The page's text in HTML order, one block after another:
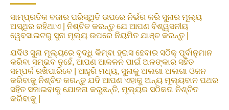
ସାମ୍ପ୍ରତିକ ବଜାର ପରିସ୍ଥିତି ଉପରେ ନିର୍ଭର କରି ସୁନାର ମୂଲ୍ୟ
ଅସ୍ଥିର ରହିଥାଏ | ନିଶ୍ଚିତ କରନ୍ତୁ ଯେ ଆପଣ ବିଶ୍ୱସନୀୟ
ୱେବସାଇଟରୁ ସୁନା ମୂଲ୍ୟ ଉପରେ ନିୟମିତ ଯାଞ୍ଚ କରନ୍ତୁ |
ଯଦିଓ ସୁନା ମୂଲ୍ୟରେ ବୃଦ୍ଧି କିମ୍ବା ହ୍ରାସ ହେବାର ସଠିକ୍ ପୂର୍ବାନୁମାନ
କରିବା ସମ୍ଭବ ନୁହେଁ, ଆପଣ ଆକଳନ ପାଇଁ ଅଳଙ୍କାର ସହିତ
ସମ୍ପର୍କ ରଖିପାରିବେ | ଆହୁରି ମଧ୍ୟ, ସୁନାକୁ ଅଲଗା ଅଲଗା ଓଜନ
କରିବାକୁ ନିଶ୍ଚିତ କରନ୍ତୁ ଯଦି ଆପଣ ଏହାକୁ ଅନ୍ୟ ମୂଲ୍ୟବାନ ପଥର
ସହିତ ସଜାଇବାକୁ ଯୋଜନା କରୁଛନ୍ତି, ମୂଲ୍ୟର ସଠିକତା ନିଶ୍ଚିତ
କରିବାକୁ |